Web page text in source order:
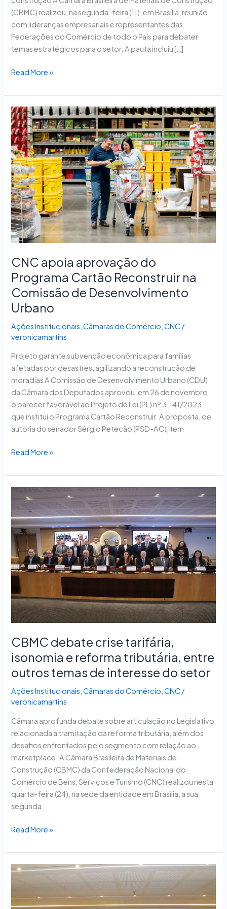
(CBMC) realizou, na segunda-feira (11), em Brasília, reunião
com lideranças empresariais e representantes das
Federações do Comércio de todo o País para debater
temas estratégicos para o setor. A pauta incluiu […]
Read More »
CNC apoia aprovação do
Programa Cartão Reconstruir na
Comissão de Desenvolvimento
Urbano
Ações Institucionais,Câmaras do Comércio,CNC/
veronicamartins
Projeto garante subvenção econômica para famílias
afetadas por desastres, agilizando a reconstrução de
moradias A Comissão de Desenvolvimento Urbano (CDU)
da Câmara dos Deputados aprovou, em 26 de novembro,
o parecer favorável ao Projeto de Lei (PL) nº 3.141/2023,
que institui o Programa Cartão Reconstruir. A proposta, de
autoria do senador Sérgio Petecão (PSD-AC), tem
CNC
apoia
aprovação
do
Programa
Cartão
Reconstruir
na
Comissão
de
Desenvolvimento
Read More »
CBMC debate crise tarifária,
isonomia e reforma tributária, entre
outros temas de interesse do setor
Ações Institucionais,Câmaras do Comércio,CNC/
veronicamartins
Câmara aprofunda debate sobre articulação no Legislativo
relacionada à tramitação da reforma tributária, além dos
desafios enfrentados pelo segmento com relação ao
marketplace. A Câmara Brasileira de Materiais de
Construção (CBMC) da Confederação Nacional do
Comércio de Bens, Serviços e Turismo (CNC) realizou nesta
quarta-feira (24), na sede da entidade em Brasília, a sua
segunda
CBMC
crise
tarifária,
isonomia
e
reforma
tributária,
outros
temas
interesse
do
setor
Read More »
CBMC
recebe
da